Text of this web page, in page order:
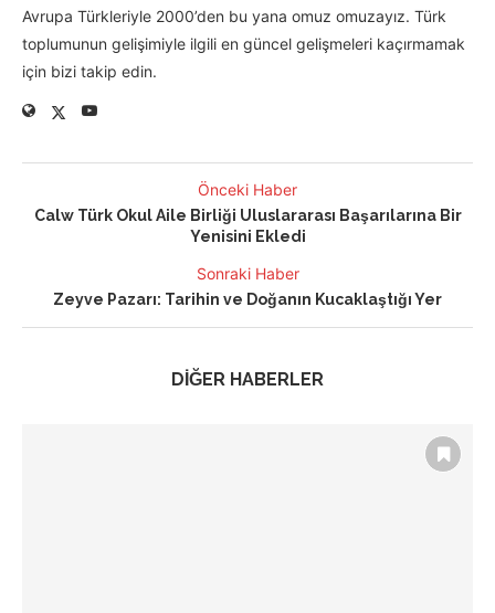
Avrupa Türkleriyle 2000’den bu yana omuz omuzayız. Türk
toplumunun gelişimiyle ilgili en güncel gelişmeleri kaçırmamak
için bizi takip edin.
Önceki Haber
Calw Türk Okul Aile Birliği Uluslararası Başarılarına Bir
Yenisini Ekledi
Sonraki Haber
Zeyve Pazarı: Tarihin ve Doğanın Kucaklaştığı Yer
DİĞER HABERLER